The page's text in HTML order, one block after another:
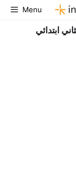
Aller
au
Menu
ابتدائي